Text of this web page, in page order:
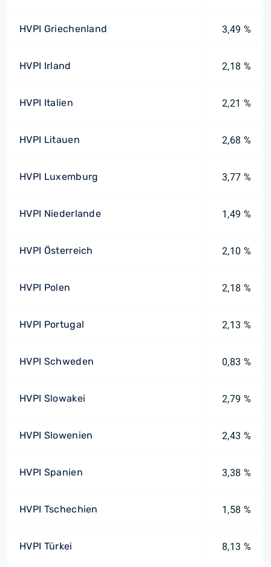
HVPI Griechenland 3,49 %
HVPI Irland 2,18 %
HVPI Italien 2,21 %
HVPI Litauen 2,68 %
HVPI Luxemburg 3,77 %
HVPI Niederlande 1,49 %
HVPI Österreich 2,10 %
HVPI Polen 2,18 %
HVPI Portugal 2,13 %
HVPI Schweden 0,83 %
HVPI Slowakei 2,79 %
HVPI Slowenien 2,43 %
HVPI Spanien 3,38 %
HVPI Tschechien 1,58 %
HVPI Türkei 8,13 %